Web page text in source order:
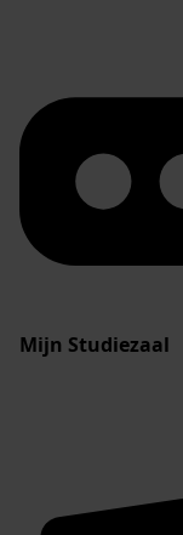
Mijn Studiezaal